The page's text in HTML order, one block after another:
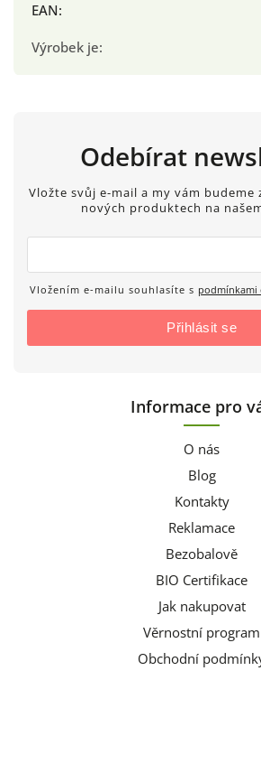
EAN:
Výrobek je:
Odebírat
Vložte svůj e-mail a my vám budeme
nových produktech na
Vložením e-mailu souhlasíte s podmínkami
Přihlásit se
Informace pro
O nás
Blog
Kontakty
Reklamace
Bezobalově
BIO Certifikace
Jak nakupovat
Věrnostní program
Obchodní